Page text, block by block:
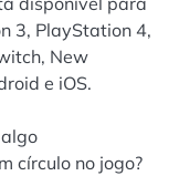
3, PlayStation 4,
New
e iOS.
círculo no jogo?